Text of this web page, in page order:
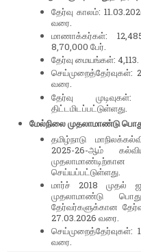
தேர்வு காலம்:
வரை.
மாணாக்கர்கள்:
8,70,000 பேர்.
தேர்வு மையங்கள்: 4,113.
செய்முறைத்தேர்வுகள்:
வரை.
தேர்வு
திட்டமிடப்பட்டுள்ளது.
மேல்நிலை முதலாமாண்டு
தமிழ்நாடு
2025-26-ஆம்
செய்யப்பட்டுள்ளது.
மார்ச் 2018 முதல்
முதலாமாண்டு
தேர்வர்களுக்கான
27.03.2026 வரை.
செய்முறைத்தேர்வுகள்:
வரை.